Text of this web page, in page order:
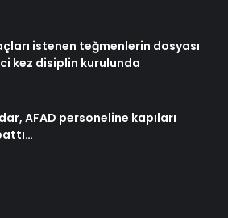
istenen teğmenlerin dosyası
kez disiplin kurulunda
AFAD personeline kapıları